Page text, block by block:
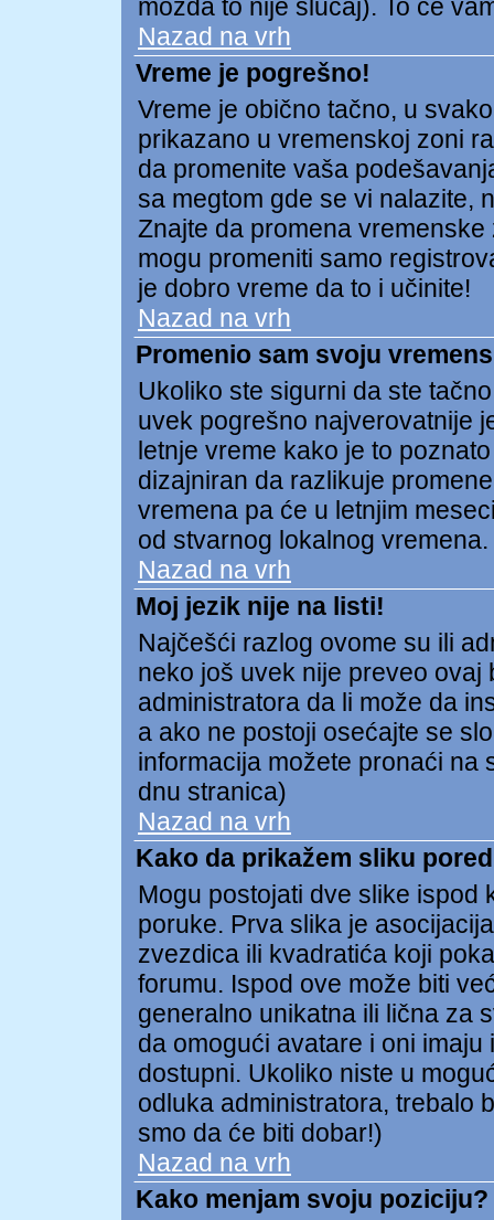
možda to nije slučaj). To će
Nazad na vrh
Vreme je pogrešno!
Vreme je obično tačno, u
prikazano u vremenskoj zoni
da promenite vaša
sa megtom gde se vi nalazite,
Znajte da promena
mogu promeniti samo
je dobro vreme da to i učinite!
Nazad na vrh
Promenio sam svoju
Ukoliko ste sigurni da ste
uvek pogrešno najverovatnije
letnje vreme kako je to
dizajniran da razlikuje
vremena pa će u letnjim
od stvarnog lokalnog vremena.
Nazad na vrh
Moj jezik nije na listi!
Najčešći razlog ovome su ili
neko još uvek nije preveo ovaj
administratora da li može da
a ako ne postoji osećajte se
informacija možete pronaći na
dnu stranica)
Nazad na vrh
Kako da prikažem sliku
Mogu postojati dve slike ispod
poruke. Prva slika je
zvezdica ili kvadratića koji
forumu. Ispod ove može biti
generalno unikatna ili lična za
da omogući avatare i oni
dostupni. Ukoliko niste u
odluka administratora, trebalo
smo da će biti dobar!)
Nazad na vrh
Kako menjam svoju poziciju?